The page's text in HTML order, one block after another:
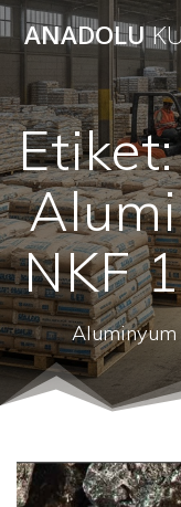
ANADOLU
NKF
Aluminyum